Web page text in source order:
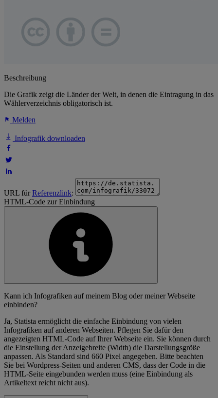
Beschreibung
Die Grafik zeigt die Länder der Welt, in denen die Eintragung in das
Wählerverzeichnis obligatorisch ist.
Melden
Infografik downloaden
URL fürReferenzlink:
HTML-Code zur Einbindung
Kann ich Infografiken auf meinem Blog oder meiner Webseite
einbinden?
Ja, Statista ermöglicht die einfache Einbindung von vielen
Infografiken auf anderen Webseiten. Pflegen Sie dafür den
angezeigten HTML-Code auf Ihrer Webseite ein. Sie können durch
die Einstellung der Anzeigebreite (Width) die Darstellungsgröße
anpassen. Als Standard sind 660 Pixel angegeben. Bitte beachten
Sie bei Wordpress-Seiten und anderen CMS, dass der Code in die
HTML-Seite eingebunden werden muss (eine Einbindung als
Artikeltext reicht nicht aus).